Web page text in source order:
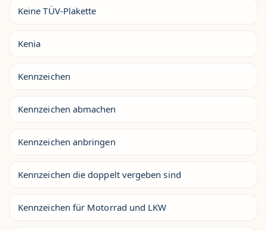
Keine TÜV-Plakette
Kenia
Kennzeichen
Kennzeichen abmachen
Kennzeichen anbringen
Kennzeichen die doppelt vergeben sind
Kennzeichen für Motorrad und LKW